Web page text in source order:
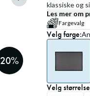
20%
klassiske og
Les mer om
Fargevalg
Velgfarge:
Velgstørrelse